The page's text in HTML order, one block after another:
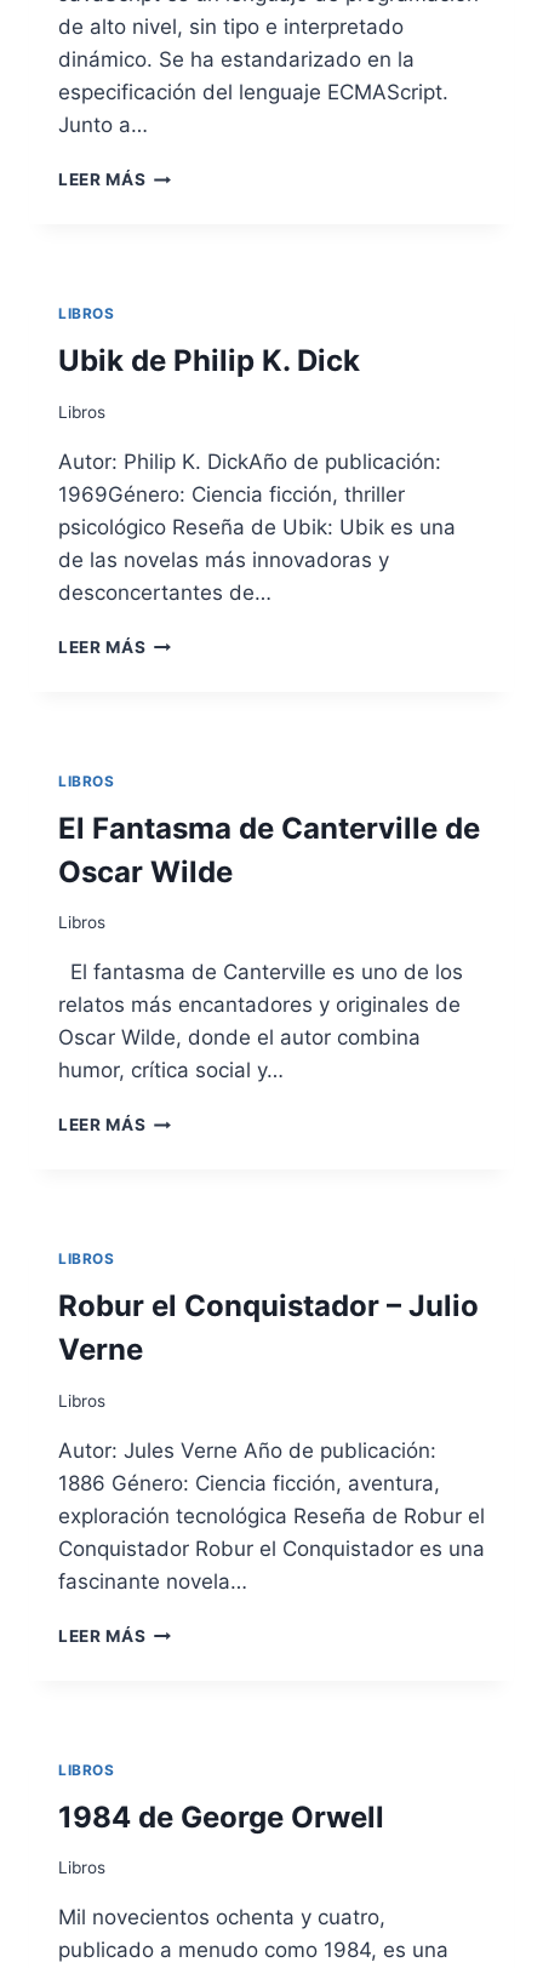
de alto nivel, sin tipo e interpretado
dinámico. Se ha estandarizado en la
especificación del lenguaje ECMAScript.
Junto a…
LEER MÁS MANUAL
LIBROS
Ubik de Philip K. Dick
Libros
Autor: Philip K. DickAño de publicación:
1969Género: Ciencia ficción, thriller
psicológico Reseña de Ubik: Ubik es una
de las novelas más innovadoras y
desconcertantes de…
LEER MÁS UBIK
LIBROS
El Fantasma de Canterville de
Oscar Wilde
Libros
El fantasma de Canterville es uno de los
relatos más encantadores y originales de
Oscar Wilde, donde el autor combina
humor, crítica social y…
LEER MÁS EL
LIBROS
Robur el Conquistador – Julio
Verne
Libros
Autor: Jules Verne Año de publicación:
1886 Género: Ciencia ficción, aventura,
exploración tecnológica Reseña de Robur el
Conquistador Robur el Conquistador es una
fascinante novela…
LEER MÁS ROBUR
LIBROS
1984 de George Orwell
Libros
Mil novecientos ochenta y cuatro,
publicado a menudo como 1984, es una